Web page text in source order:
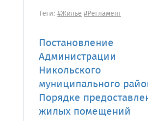
Теги: #Жилье#Регламент
Постановление
Администрации
Никольского
муниципального
Порядке
жилых помещений